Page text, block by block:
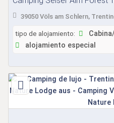
39050 Völs am Schlern,
tipo de alojamiento:
alojamiento especial